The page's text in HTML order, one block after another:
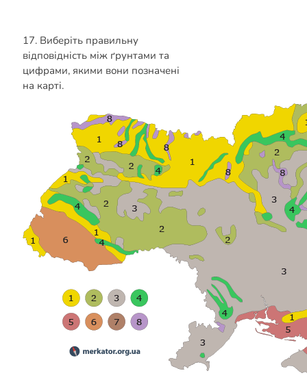
17. Виберіть правильну
відповідність між ґрунтами та
цифрами, якими вони позначені
на карті.